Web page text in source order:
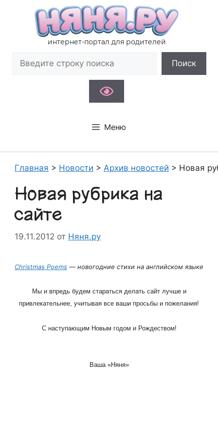
содержимому
интернет-портал для родителей
Поиск
Меню
Главная > Новости > Архив новостей > Новая
Новая рубрика на
сайте
19.11.2012 от Няня.ру
Christmas Poems — новогодние стихи на английском языке
Мы и впредь будем стараться делать сайт лучше и
привлекательнее, учитывая все ваши просьбы и пожелания!
С наступающим Новым годом и Рождеством!
Ваша «Няня»